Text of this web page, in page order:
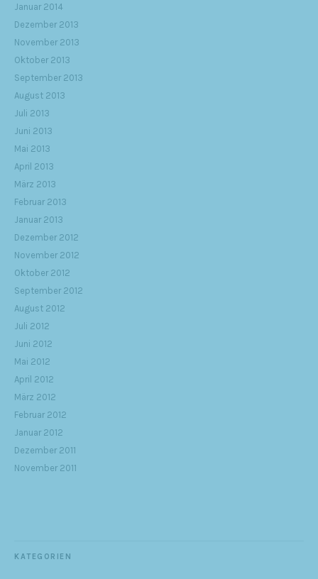
Januar 2014
Dezember 2013
November 2013
Oktober 2013
September 2013
August 2013
Juli 2013
Juni 2013
Mai 2013
April 2013
März 2013
Februar 2013
Januar 2013
Dezember 2012
November 2012
Oktober 2012
September 2012
August 2012
Juli 2012
Juni 2012
Mai 2012
April 2012
März 2012
Februar 2012
Januar 2012
Dezember 2011
November 2011
KATEGORIEN